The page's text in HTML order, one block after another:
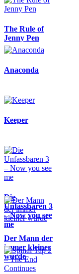
The Rule of
Jenny Pen
Anaconda
Keeper
Die
Unfassbaren 3
– Now you see
me
Der Mann der
immer kleiner
wurde